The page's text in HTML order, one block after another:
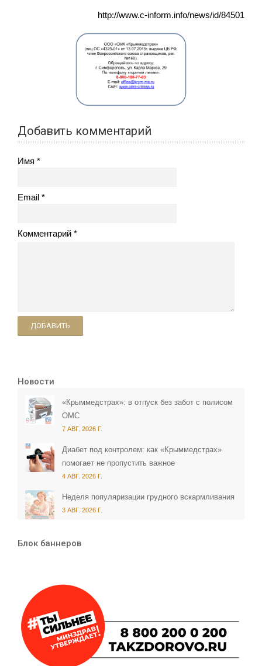
http://www.c-inform.info/news/id/84501
Добавить комментарий
Имя
Email
Комментарий
ДОБАВИТЬ
Новости
«Крыммедстрах»: в отпуск без забот с полисом
ОМС
7 АВГ. 2026 Г.
Диабет под контролем: как «Крыммедстрах»
помогает не пропустить важное
4 АВГ. 2026 Г.
Неделя популяризации грудного вскармливания
3 АВГ. 2026 Г.
Блок баннеров